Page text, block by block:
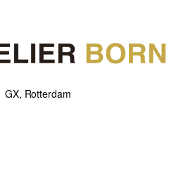
GX, Rotterdam